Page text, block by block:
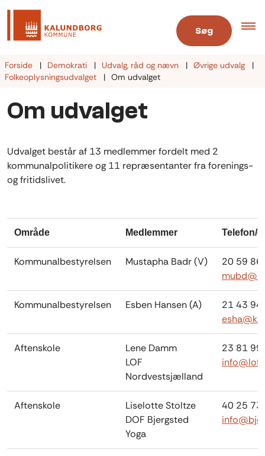
Søg
Forside Demokrati Udvalg, råd og nævn
Øvrige udvalg
Folkeoplysningsudvalget
Om udvalget
Om udvalget
Udvalget består af 13 medlemmer fordelt med 2
kommunalpolitikere og 11 repræsentanter fra forenings-
og fritidslivet.
Område Medlemmer Telefon/
Kommunalbestyrelsen Mustapha Badr (V)
20 59 86
Kommunalbestyrelsen Esben Hansen (A)
21 43 94
Aftenskole
Lene Damm
LOF
Nordvestsjælland
23 81
Aftenskole
Liselotte Stoltze
DOF Bjergsted
Yoga
40 25 73